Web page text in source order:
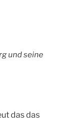
und seine
das das